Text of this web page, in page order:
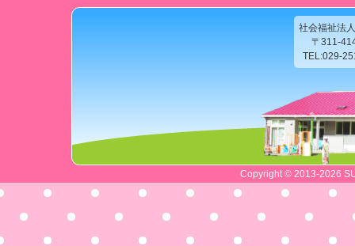
社会福祉法
〒311-
TEL:029-
Copyright © 2013-2026